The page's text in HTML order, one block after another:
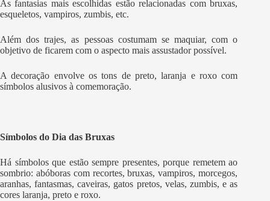
As fantasias mais escolhidas estão relacionadas com bruxas,
esqueletos, vampiros, zumbis, etc.
Além dos trajes, as pessoas costumam se maquiar, com o
objetivo de ficarem com o aspecto mais assustador possível.
A decoração envolve os tons de preto, laranja e roxo com
símbolos alusivos à comemoração.
Símbolos do Dia das Bruxas
Há símbolos que estão sempre presentes, porque remetem ao
sombrio: abóboras com recortes, bruxas, vampiros, morcegos,
aranhas, fantasmas, caveiras, gatos pretos, velas, zumbis, e as
cores laranja, preto e roxo.